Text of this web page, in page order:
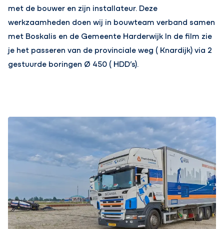
met de bouwer en zijn installateur. Deze
werkzaamheden doen wij in bouwteam verband samen
met Boskalis en de Gemeente Harderwijk In de film zie
je het passeren van de provinciale weg ( Knardijk) via 2
gestuurde boringen Ø 450 ( HDD’s).